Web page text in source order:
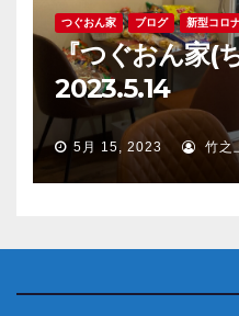
つぐおん家 ブログ 新型コロ
『つぐおん家(
2023.5.14
5月 15, 2023 竹之